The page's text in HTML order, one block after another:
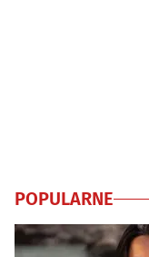
POPULARNE